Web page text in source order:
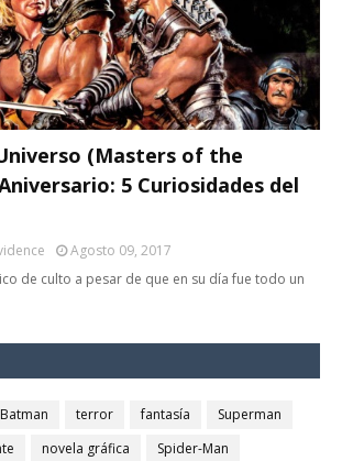
(Masters of the
5 Curiosidades del
Agosto 09, 2017
de culto a pesar de que en su día fue todo un
Batman terror fantasía
Superman
novela gráfica
Spider-Man